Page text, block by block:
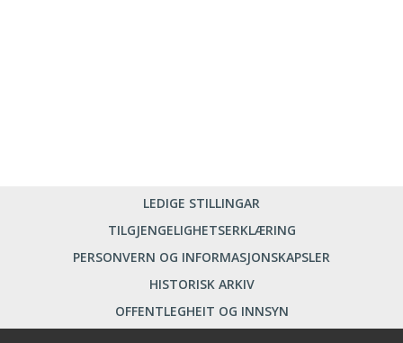
LEDIGE STILLINGAR
TILGJENGELIGHETSERKLÆRING
PERSONVERN OG INFORMASJONSKAPSLER
HISTORISK ARKIV
OFFENTLEGHEIT OG INNSYN